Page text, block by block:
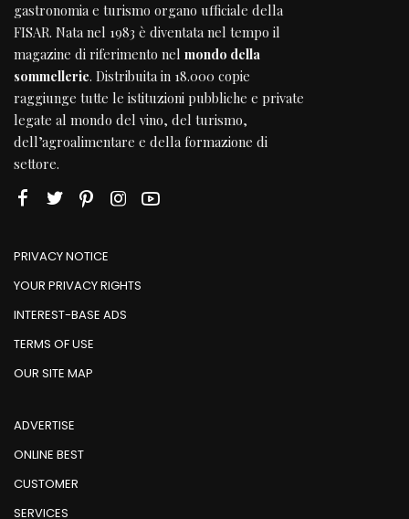
gastronomia e turismo organo ufficiale della
FISAR. Nata nel 1983 è diventata nel tempo il
magazine di riferimento nel mondo della
sommellerie. Distribuita in 18.000 copie
raggiunge tutte le istituzioni pubbliche e private
legate al mondo del vino, del turismo,
dell’agroalimentare e della formazione di
settore.
PRIVACY NOTICE
YOUR PRIVACY RIGHTS
INTEREST-BASE ADS
TERMS OF USE
OUR SITE MAP
ADVERTISE
ONLINE BEST
CUSTOMER
SERVICES